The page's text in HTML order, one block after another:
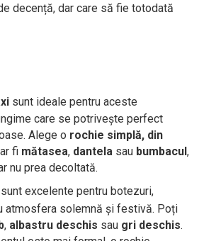
decență, dar care să fie totodată
sunt ideale pentru aceste
care se potrivește perfect
Alege o rochie simplă, din
fi mătasea, dantelasau bumbacul,
nu prea decoltată.
sunt excelente pentru botezuri,
atmosfera solemnă și festivă. Poți
, albastru deschis sau gri deschis.